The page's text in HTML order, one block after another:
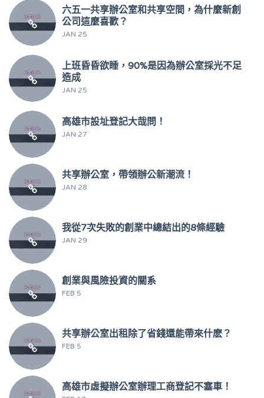
六五一共享辦公室和共享空間，為什麼新創
公司這麼喜歡？
JAN 25
上班昏昏欲睡，90%是因為辦公室採光不足
造成
JAN 25
高雄市設址登記大哉問！
JAN 27
共享辦公室，帶領辦公新潮流！
JAN 28
我從7次失敗的創業中總結出的8條經驗
JAN 29
創業與風險投資的關系
FEB 5
共享辦公室出租除了省錢還能帶來什麽？
FEB 5
高雄市虛擬辦公室辦理工商登記不塞車！